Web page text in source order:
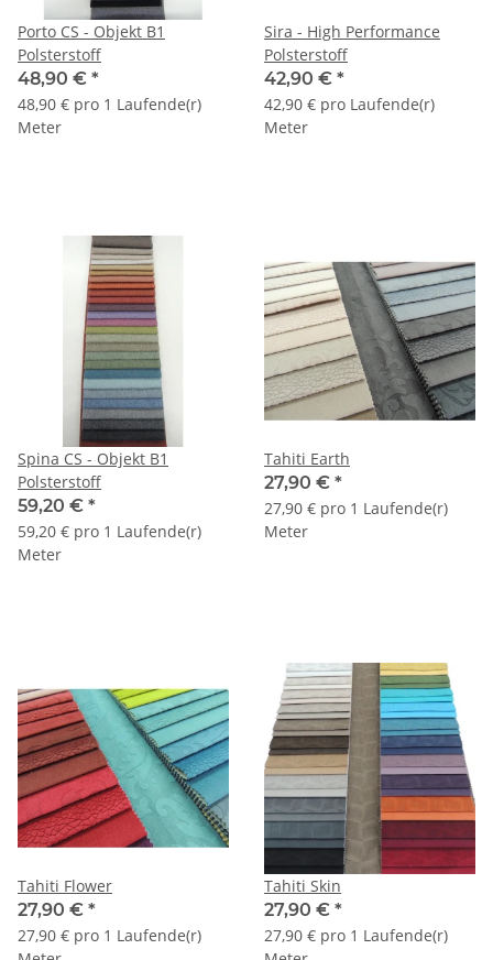
Porto CS - Objekt B1
Polsterstoff
48,90 € *
48,90 € pro 1 Laufende(r)
Meter
Sira - High Performance
Polsterstoff
42,90 € *
42,90 € pro Laufende(r)
Meter
Spina CS - Objekt B1
Polsterstoff
59,20 € *
59,20 € pro 1 Laufende(r)
Meter
Tahiti Earth
27,90 € *
27,90 € pro 1 Laufende(r)
Meter
Tahiti Flower
27,90 € *
27,90 € pro 1 Laufende(r)
Tahiti Skin
27,90 € *
27,90 € pro 1 Laufende(r)